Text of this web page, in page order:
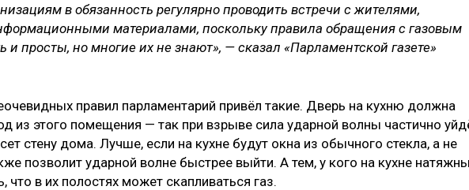
в обязанность регулярно проводить встречи с жителями,
материалами, поскольку правила обращения с газовым
и просты, но многие их не знают», — сказал «Парламентской газете»
правил парламентарий привёл такие. Дверь на кухню должна
из этого помещения — так при взрыве сила ударной волны частично
стену дома. Лучше, если на кухне будут окна из обычного стекла, а не
позволит ударной волне быстрее выйти. А тем, у кого на кухне
что в их полостях может скапливаться газ.